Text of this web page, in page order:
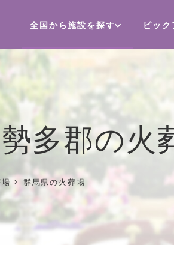
全国から施設を探す ピッ
勢多郡の火
> 群馬県の火葬場